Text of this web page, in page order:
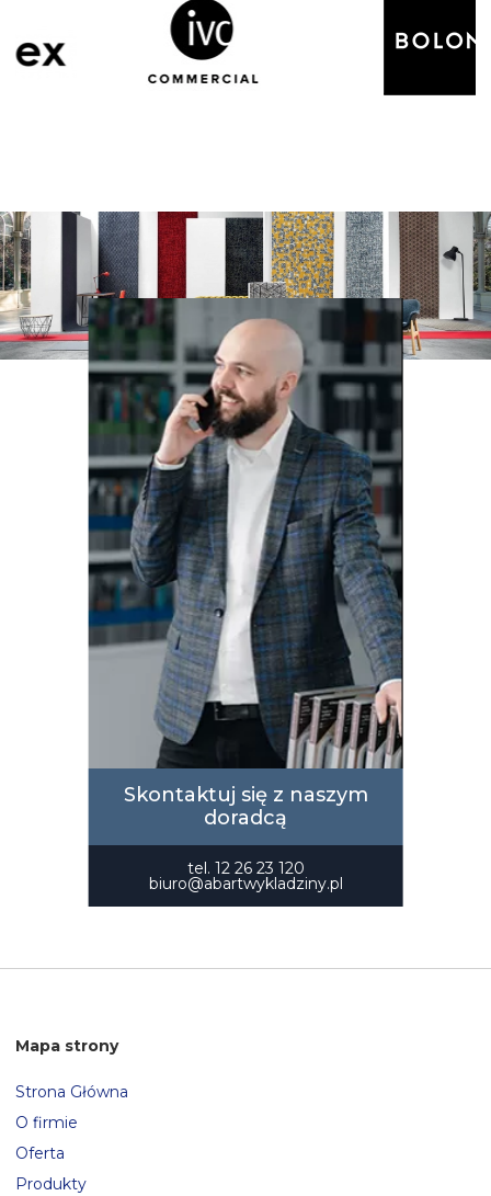
Skontaktuj się z naszym
doradcą
tel. 12 26 23 120
biuro@abartwykladziny.pl
Mapa strony
Strona Główna
O firmie
Oferta
Produkty